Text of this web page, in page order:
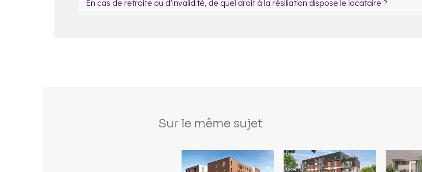
En cas de retraite ou d’invalidité, de quel droit à la résiliation dispose le locataire ?
Sur le même sujet